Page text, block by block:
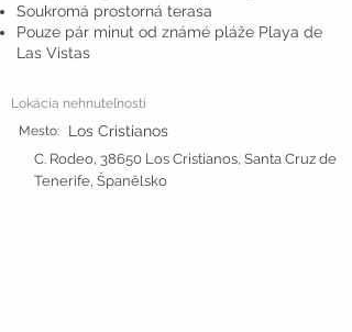
Soukromá prostorná terasa
Pouze pár minut od známé pláže Playa de
Las Vistas
Lokácia nehnuteľnosti
Mesto:
Los Cristianos
C. Rodeo, 38650 Los Cristianos, Santa Cruz de
Tenerife, Španělsko